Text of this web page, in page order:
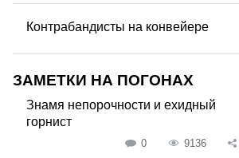
Контрабандисты на конвейере
ЗАМЕТКИ НА ПОГОНАХ
Знамя непорочности и ехидный
горнист
0 9136